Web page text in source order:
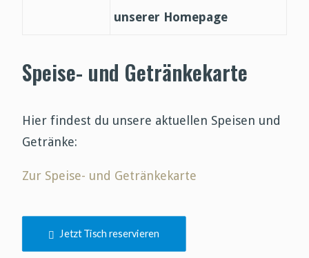
unserer Homepage
Speise- und Getränkekarte
Hier findest du unsere aktuellen Speisen und
Getränke:
Zur Speise- und Getränkekarte
Jetzt Tisch reservieren